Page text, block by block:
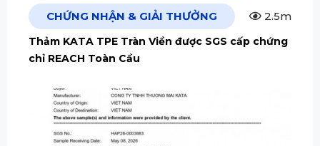
CHỨNG NHẬN & GIẢI THƯỞNG 2.5m
Thảm KATA TPE Tràn Viền được SGS cấp chứng
chỉ REACH Toàn Cầu